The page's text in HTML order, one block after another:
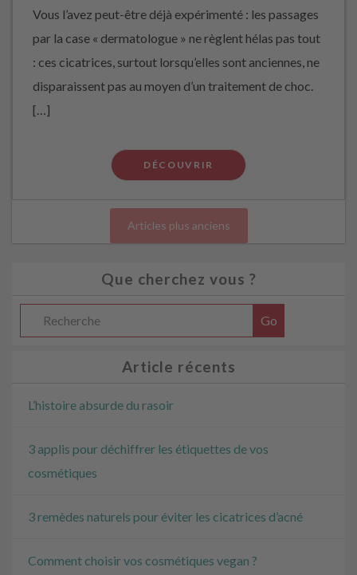
Vous l’avez peut-être déjà expérimenté : les passages
par la case « dermatologue » ne règlent hélas pas tout
: ces cicatrices, surtout lorsqu’elles sont anciennes, ne
disparaissent pas au moyen d’un traitement de choc.
[…]
DÉCOUVRIR
Articles plus anciens
Que cherchez vous ?
Article récents
L’histoire absurde du rasoir
3 applis pour déchiffrer les étiquettes de vos
cosmétiques
3 remèdes naturels pour éviter les cicatrices d’acné
Comment choisir vos cosmétiques vegan ?